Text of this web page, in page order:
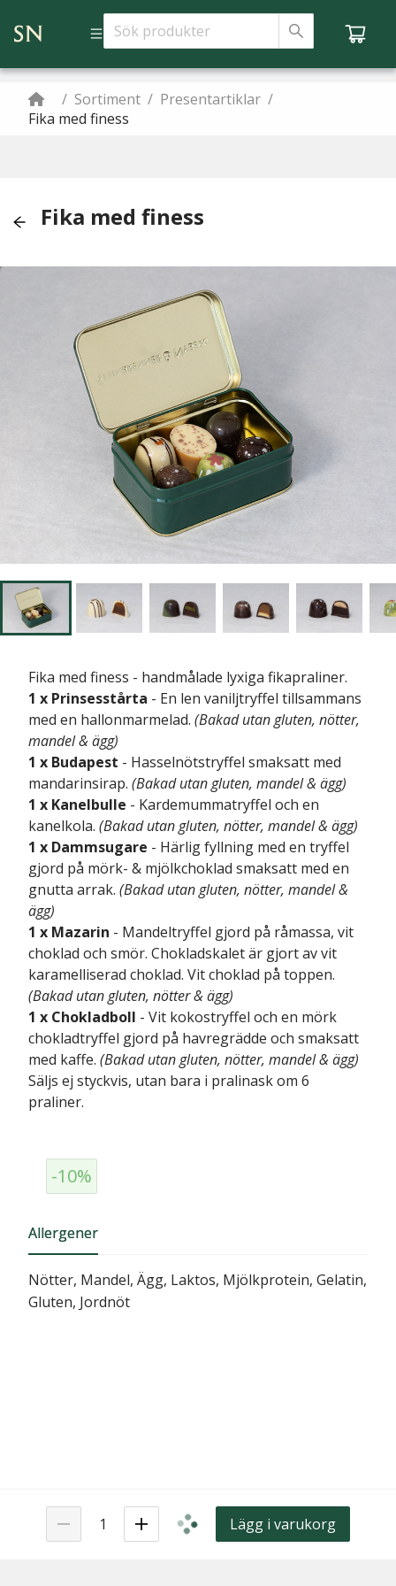
/ Sortiment / Presentartiklar /
Fika med finess
Fika med finess
Fika med finess - handmålade lyxiga fikapraliner.
1 x Prinsesstårta - En len vaniljtryffel tillsammans
med en hallonmarmelad. (Bakad utan gluten, nötter,
mandel & ägg)
1 x Budapest - Hasselnötstryffel smaksatt med
mandarinsirap. (Bakad utan gluten, mandel & ägg)
1 x Kanelbulle - Kardemummatryffel och en
kanelkola. (Bakad utan gluten, nötter, mandel & ägg)
1 x Dammsugare - Härlig fyllning med en tryffel
gjord på mörk- & mjölkchoklad smaksatt med en
gnutta arrak. (Bakad utan gluten, nötter, mandel &
ägg)
1 x Mazarin - Mandeltryffel gjord på råmassa, vit
choklad och smör. Chokladskalet är gjort av vit
karamelliserad choklad. Vit choklad på toppen.
(Bakad utan gluten, nötter & ägg)
1 x Chokladboll - Vit kokostryffel och en mörk
chokladtryffel gjord på havregrädde och smaksatt
med kaffe. (Bakad utan gluten, nötter, mandel & ägg)
Säljs ej styckvis, utan bara i pralinask om 6
praliner.
-10%
Allergener
Nötter, Mandel, Ägg, Laktos, Mjölkprotein, Gelatin,
Gluten, Jordnöt
Lägg i varukorg